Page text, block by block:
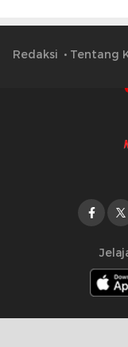
Redaksi Tentang